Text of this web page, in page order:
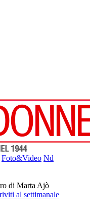
Foto&Video Nd
di Marta Ajò
al settimanale